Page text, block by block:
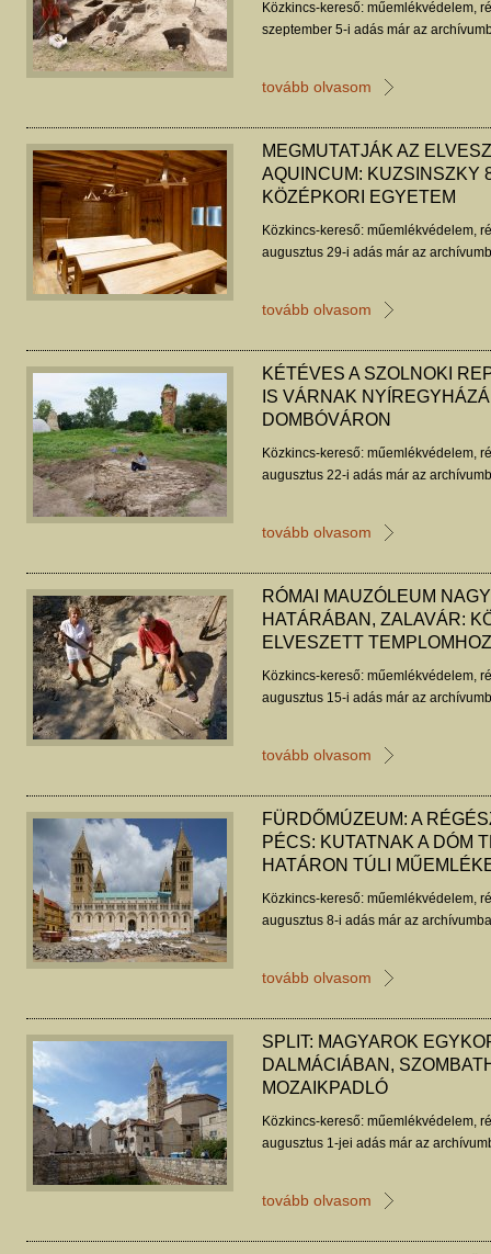
Közkincs-kereső: műemlékvédelem,
szeptember 5-i adás már az
tovább olvasom
MEGMUTATJÁK AZ
AQUINCUM: KUZSINSZKY
KÖZÉPKORI EGYETEM
Közkincs-kereső: műemlékvédelem,
augusztus 29-i adás már az
tovább olvasom
KÉTÉVES A SZOLNOKI
IS VÁRNAK
DOMBÓVÁRON
Közkincs-kereső: műemlékvédelem,
augusztus 22-i adás már az
tovább olvasom
RÓMAI MAUZÓLEUM
HATÁRÁBAN, ZALAVÁR:
ELVESZETT TEMPLOMHOZ
Közkincs-kereső: műemlékvédelem,
augusztus 15-i adás már az
tovább olvasom
FÜRDŐMÚZEUM: A
PÉCS: KUTATNAK A DÓM
HATÁRON TÚLI
Közkincs-kereső: műemlékvédelem,
augusztus 8-i adás már az
tovább olvasom
SPLIT: MAGYAROK
DALMÁCIÁBAN,
MOZAIKPADLÓ
Közkincs-kereső: műemlékvédelem,
augusztus 1-jei adás már az
tovább olvasom